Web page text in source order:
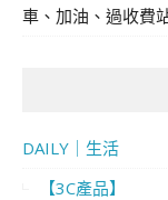
車、加油、過收費
DAILY｜生活
【3C產品】